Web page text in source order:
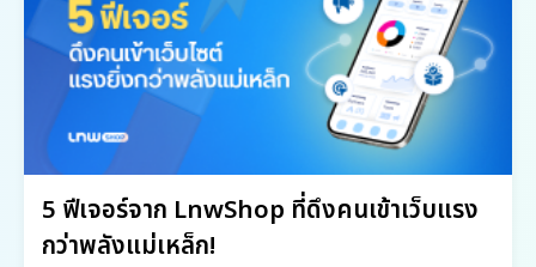
5 ฟีเจอร์จาก LnwShop ที่ดึงคนเข้าเว็บแรง
กว่าพลังแม่เหล็ก!